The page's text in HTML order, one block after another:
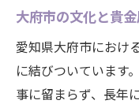
地域独自の
地域ブラ
持続可能
大府市の文化と貴
愛知県大府市におけ
に結びついています
事に留まらず、長年